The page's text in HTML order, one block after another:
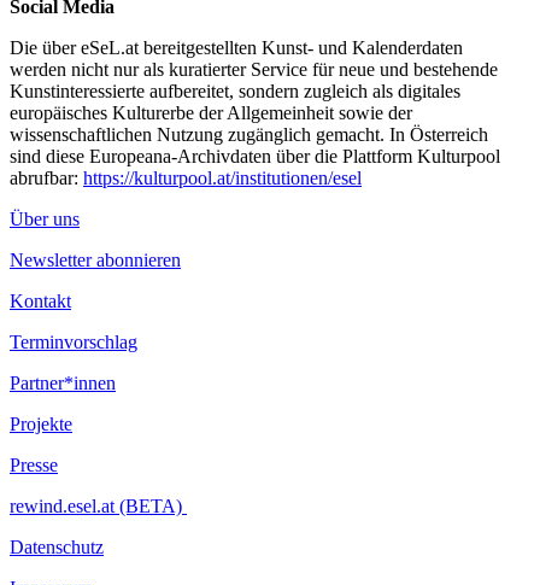
Social Media
Die über eSeL.at bereitgestellten Kunst- und Kalenderdaten
werden nicht nur als kuratierter Service für neue und bestehende
Kunstinteressierte aufbereitet, sondern zugleich als digitales
europäisches Kulturerbe der Allgemeinheit sowie der
wissenschaftlichen Nutzung zugänglich gemacht. In Österreich
sind diese Europeana-Archivdaten über die Plattform Kulturpool
abrufbar: https://kulturpool.at/institutionen/esel
Über uns
Newsletter abonnieren
Kontakt
Terminvorschlag
Partner*innen
Projekte
Presse
rewind.esel.at (BETA)
Datenschutz